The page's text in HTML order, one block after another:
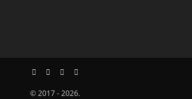
© 2017 - 2026.